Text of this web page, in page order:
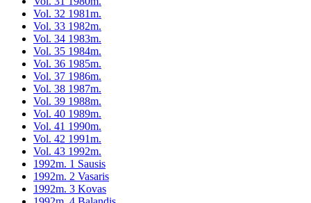
Vol. 32 1981m.
Vol. 33 1982m.
Vol. 34 1983m.
Vol. 35 1984m.
Vol. 36 1985m.
Vol. 37 1986m.
Vol. 38 1987m.
Vol. 39 1988m.
Vol. 40 1989m.
Vol. 41 1990m.
Vol. 42 1991m.
Vol. 43 1992m.
1992m. 1 Sausis
1992m. 2 Vasaris
1992m. 3 Kovas